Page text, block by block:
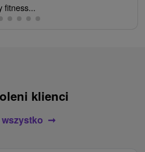
fitness...
klienci